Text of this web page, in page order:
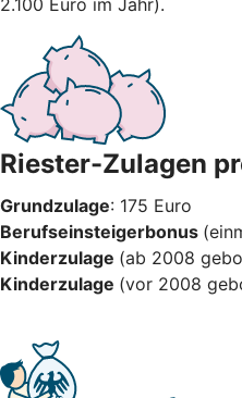
Riester-Zulagen
Grundzulage: 175 Euro
Berufseinsteigerbonus
Kinderzulage (ab 2008
Kinderzulage (vor 2008